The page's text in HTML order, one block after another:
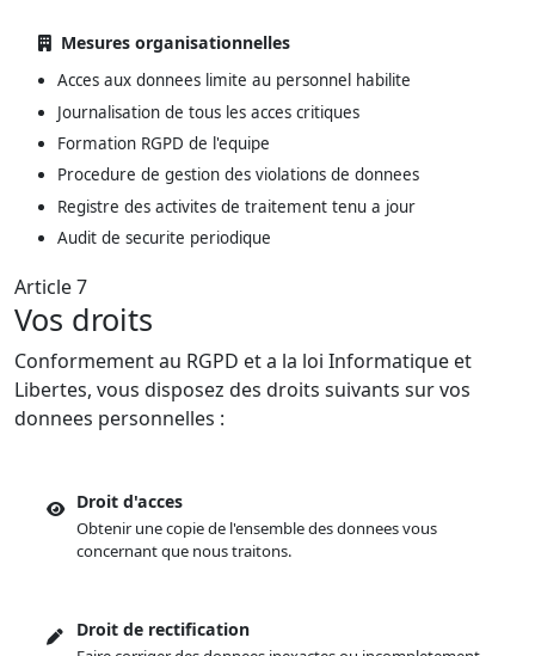
Mesures organisationnelles
Acces aux donnees limite au personnel habilite
Journalisation de tous les acces critiques
Formation RGPD de l'equipe
Procedure de gestion des violations de donnees
Registre des activites de traitement tenu a jour
Audit de securite periodique
Article 7
Vos droits
Conformement au RGPD et a la loi Informatique et
Libertes, vous disposez des droits suivants sur vos
donnees personnelles :
Droit d'acces
Obtenir une copie de l'ensemble des donnees vous
concernant que nous traitons.
Droit de rectification